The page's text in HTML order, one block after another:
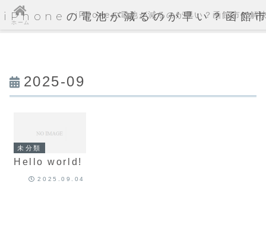
iPhoneの電池が減るのが早い？函館
2025-09
未分類
Hello world!
2025.09.04
ホーム
iPhoneの電池が減るのが早い？函館市で解